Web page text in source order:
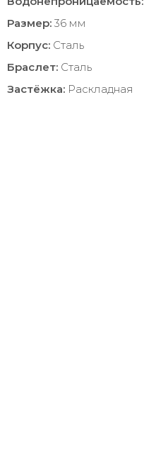
Размер: 36 мм
Корпус: Сталь
Браслет: Сталь
Застёжка: Раскладная